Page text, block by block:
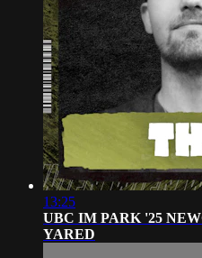
13:25
UBC IM PARK '25
YARED